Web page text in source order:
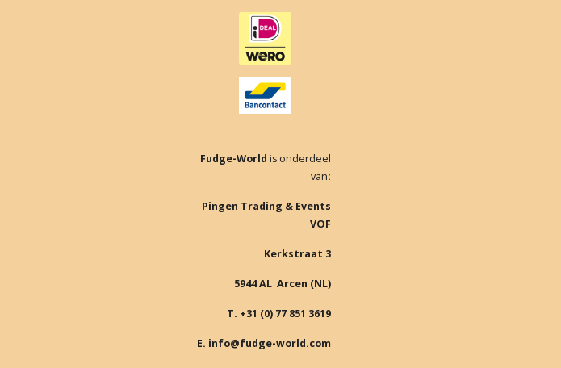
b
o
o
k
Fudge-World is onderdeel
van:
Pingen Trading & Events
VOF
Kerkstraat 3
5944 AL Arcen (NL)
T. +31 (0) 77 851 3619
E. info@fudge-world.com